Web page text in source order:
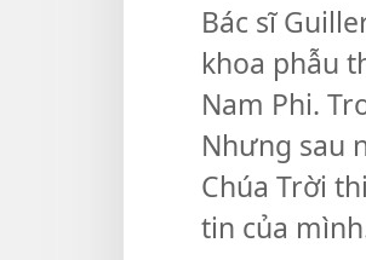
Bác sĩ
khoa phẫu
Nam Phi.
Nhưng sau
Chúa Trời
tin của